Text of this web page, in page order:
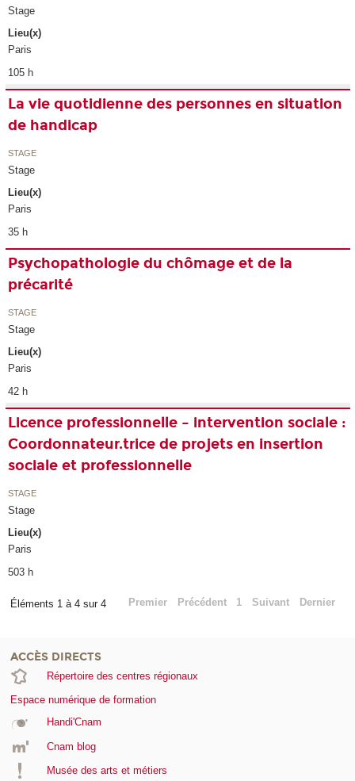
Stage
Lieu(x)
Paris
105 h
La vie quotidienne des personnes en situation
de handicap
STAGE
Stage
Lieu(x)
Paris
35 h
Psychopathologie du chômage et de la
précarité
STAGE
Stage
Lieu(x)
Paris
42 h
Licence professionnelle – intervention sociale :
Coordonnateur.trice de projets en insertion
sociale et professionnelle
STAGE
Stage
Lieu(x)
Paris
503 h
Éléments 1 à 4 sur 4 Premier Précédent 1 Suivant Dernier
ACCÈS DIRECTS
Répertoire des centres régionaux
Espace numérique de formation
Handi'Cnam
Cnam blog
Musée des arts et métiers